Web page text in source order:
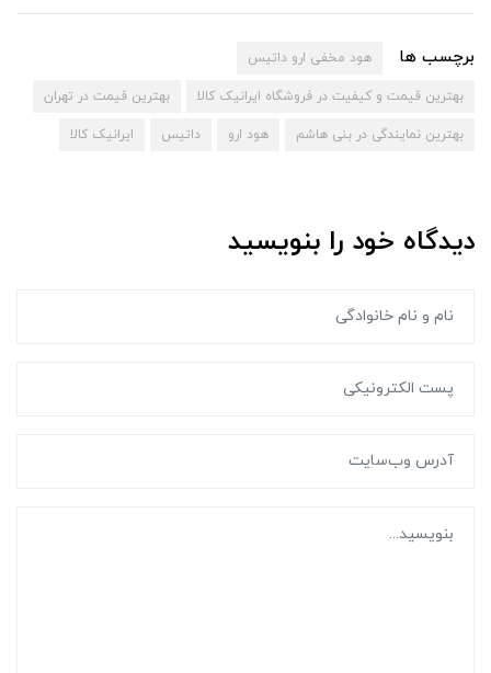
برچسب ها هود مخفی ارو داتیس
بهترین قیمت و کیفیت در فروشگاه ایرانیک کالا بهترین قیمت در تهران
بهترین نمایندگی در بنی هاشم هود ارو داتیس ایرانیک کالا
دیدگاه خود را بنویسید